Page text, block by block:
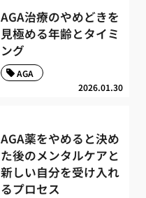
AGA治療のやめどきを
見極める年齢とタイミ
ング
2026.01.30
AGA
AGA薬をやめると決め
た後のメンタルケアと
新しい自分を受け入れ
るプロセス